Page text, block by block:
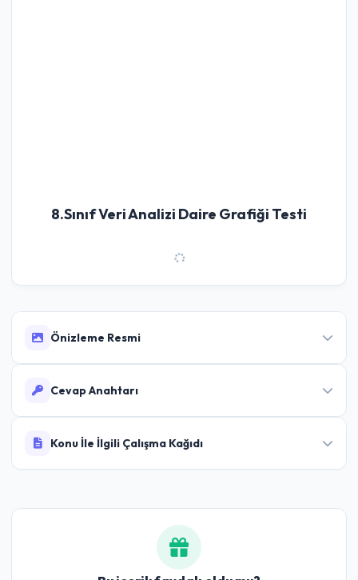
8.Sınıf Veri Analizi Daire Grafiği Testi
Önizleme Resmi
Cevap Anahtarı
Cevaplar:1-C 2-D 3-D 4-C 5-B 6-A 7-C 8-B 9-
Konu İle İlgili Çalışma Kağıdı